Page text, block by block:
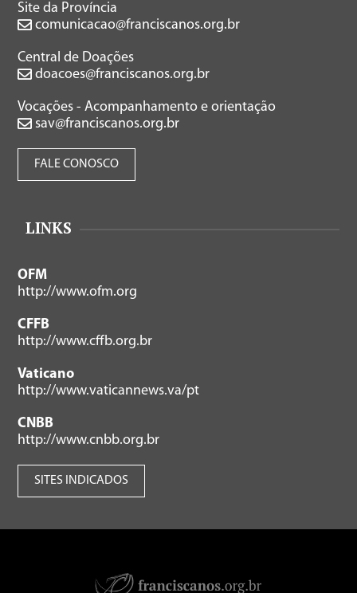
Site da Província
comunicacao@franciscanos.org.br
Central de Doações
doacoes@franciscanos.org.br
Vocações - Acompanhamento e orientação
sav@franciscanos.org.br
FALE CONOSCO
LINKS
OFM
http://www.ofm.org
CFFB
http://www.cffb.org.br
Vaticano
http://www.vaticannews.va/pt
CNBB
http://www.cnbb.org.br
SITES INDICADOS